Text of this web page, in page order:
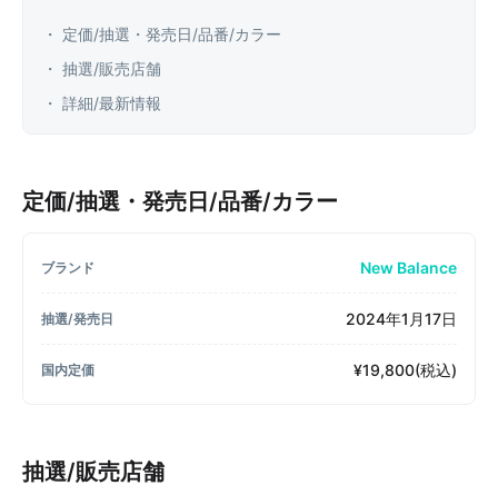
・ 定価/抽選・発売日/品番/カラー
・ 抽選/販売店舗
・ 詳細/最新情報
定価/抽選・発売日/品番/カラー
ブランド New Balance
抽選/発売日 2024年1月17日
国内定価 ¥19,800(税込)
抽選/販売店舗